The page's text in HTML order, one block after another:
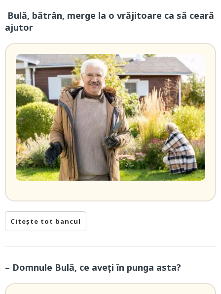
Bulă, bătrân, merge la o vrăjitoare ca să ceară
ajutor
Citește tot bancul
– Domnule Bulă, ce aveți în punga asta?